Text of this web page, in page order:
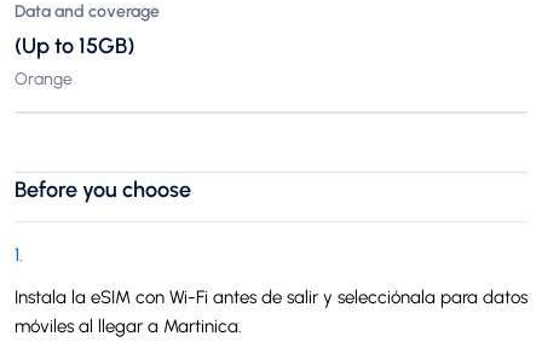
Data and coverage
(Up to 15GB)
Orange
Before you choose
1.
Instala la eSIM con Wi-Fi antes de salir y selecciónala para datos
móviles al llegar a Martinica.